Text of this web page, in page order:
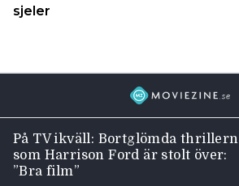
sjeler
På TV ikväll: Bortglömda thrillern
som Harrison Ford är stolt över:
”Bra film”